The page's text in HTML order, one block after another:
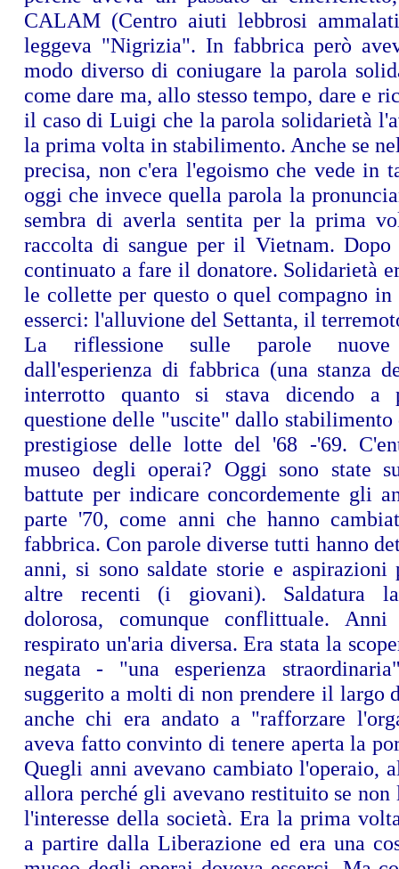
CALAM (Centro aiuti lebbrosi
leggeva "Nigrizia". In fabbrica però
modo diverso di coniugare la parola
come dare ma, allo stesso tempo, dare e
il caso di Luigi che la parola solidarietà
la prima volta in stabilimento. Anche se
precisa, non c'era l'egoismo che vede in
oggi che invece quella parola la
sembra di averla sentita per la prima
raccolta di sangue per il Vietnam.
continuato a fare il donatore. Solidarietà
le collette per questo o quel compagno
esserci: l'alluvione del Settanta, il
La riflessione sulle parole
dall'esperienza di fabbrica (una stanza
interrotto quanto si stava dicendo a
questione delle "uscite" dallo
prestigiose delle lotte del '68 -'69.
museo degli operai? Oggi sono state
battute per indicare concordemente gli
parte '70, come anni che hanno
fabbrica. Con parole diverse tutti hanno
anni, si sono saldate storie e aspirazioni
altre recenti (i giovani). Saldatura
dolorosa, comunque conflittuale.
respirato un'aria diversa. Era stata la
negata - "una esperienza
suggerito a molti di non prendere il largo
anche chi era andato a "rafforzare
aveva fatto convinto di tenere aperta la
Quegli anni avevano cambiato l'operaio,
allora perché gli avevano restituito se non
l'interesse della società. Era la prima
a partire dalla Liberazione ed era una